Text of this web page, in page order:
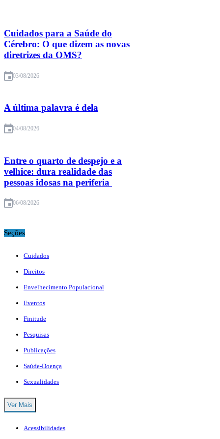
Cuidados para a Saúde do
Cérebro: O que dizem as novas
diretrizes da OMS?
03/08/2026
A última palavra é dela
04/08/2026
Entre o quarto de despejo e a
velhice: dura realidade das
pessoas idosas na periferia
06/08/2026
Seções
Cuidados
Direitos
Envelhecimento Populacional
Eventos
Finitude
Pesquisas
Publicações
Saúde-Doença
Sexualidades
Ver Mais
Acessibilidades